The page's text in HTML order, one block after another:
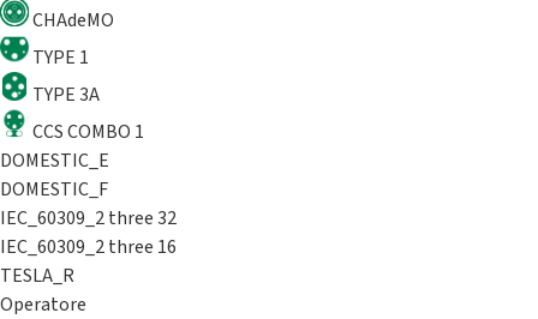
CHAdeMO
TYPE 1
TYPE 3A
CCS COMBO 1
DOMESTIC_E
DOMESTIC_F
IEC_60309_2 three 32
IEC_60309_2 three 16
TESLA_R
Operatore